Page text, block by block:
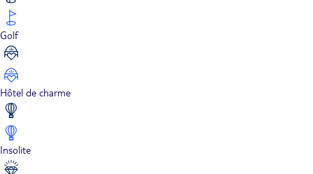
Golf
Hôtel de charme
Insolite